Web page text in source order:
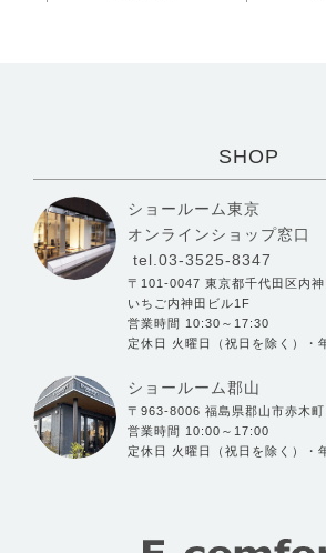
SHOP
ショールーム東京
オンラインショップ窓口
tel.03-3525-8347
〒101-0047 東京都千代田区内
いちご内神田ビル1F
営業時間 10:30～17:30
定休日 火曜日（祝日を除く）・
ショールーム郡山
〒963-8006 福島県郡山市赤木
営業時間 10:00～17:00
定休日 火曜日（祝日を除く）・